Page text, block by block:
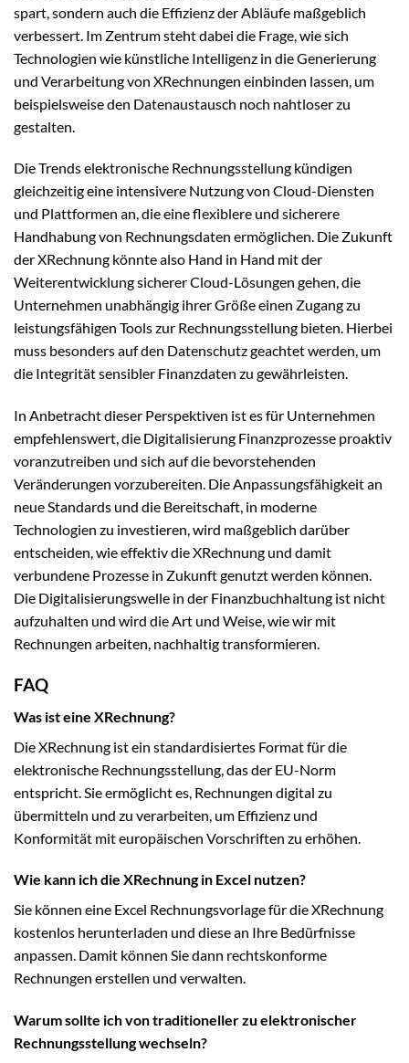
spart, sondern auch die Effizienz der Abläufe maßgeblich
verbessert. Im Zentrum steht dabei die Frage, wie sich
Technologien wie künstliche Intelligenz in die Generierung
und Verarbeitung von XRechnungen einbinden lassen, um
beispielsweise den Datenaustausch noch nahtloser zu
gestalten.
Die Trends elektronische Rechnungsstellung kündigen
gleichzeitig eine intensivere Nutzung von Cloud-Diensten
und Plattformen an, die eine flexiblere und sicherere
Handhabung von Rechnungsdaten ermöglichen. Die Zukunft
der XRechnung könnte also Hand in Hand mit der
Weiterentwicklung sicherer Cloud-Lösungen gehen, die
Unternehmen unabhängig ihrer Größe einen Zugang zu
leistungsfähigen Tools zur Rechnungsstellung bieten. Hierbei
muss besonders auf den Datenschutz geachtet werden, um
die Integrität sensibler Finanzdaten zu gewährleisten.
In Anbetracht dieser Perspektiven ist es für Unternehmen
empfehlenswert, die Digitalisierung Finanzprozesse proaktiv
voranzutreiben und sich auf die bevorstehenden
Veränderungen vorzubereiten. Die Anpassungsfähigkeit an
neue Standards und die Bereitschaft, in moderne
Technologien zu investieren, wird maßgeblich darüber
entscheiden, wie effektiv die XRechnung und damit
verbundene Prozesse in Zukunft genutzt werden können.
Die Digitalisierungswelle in der Finanzbuchhaltung ist nicht
aufzuhalten und wird die Art und Weise, wie wir mit
Rechnungen arbeiten, nachhaltig transformieren.
FAQ
Was ist eine XRechnung?
Die XRechnung ist ein standardisiertes Format für die
elektronische Rechnungsstellung, das der EU-Norm
entspricht. Sie ermöglicht es, Rechnungen digital zu
übermitteln und zu verarbeiten, um Effizienz und
Konformität mit europäischen Vorschriften zu erhöhen.
Wie kann ich die XRechnung in Excel nutzen?
Sie können eine Excel Rechnungsvorlage für die XRechnung
kostenlos herunterladen und diese an Ihre Bedürfnisse
anpassen. Damit können Sie dann rechtskonforme
Rechnungen erstellen und verwalten.
Warum sollte ich von traditioneller zu elektronischer
Rechnungsstellung wechseln?